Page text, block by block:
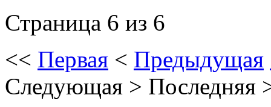
Страница 6 из 6
<< Первая < Предыдущая
Следующая > Последняя